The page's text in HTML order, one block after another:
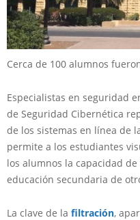
Cerca de 100 alumnos
Especialistas en seguridad
de Seguridad Cibernética
de los sistemas en línea de
permite a los estudiantes
los alumnos la capacidad
educación secundaria de
La clave de la filtración,